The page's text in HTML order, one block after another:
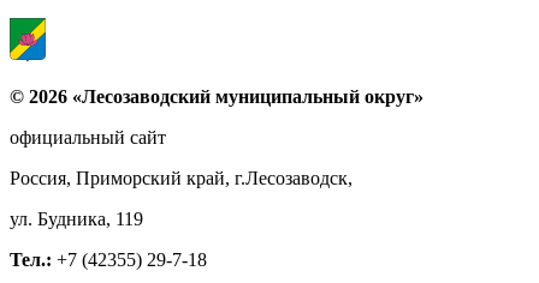
© 2026 «Лесозаводский муниципальный округ»
официальный сайт
Россия, Приморский край, г.Лесозаводск,
ул. Будника, 119
Тел.: +7 (42355) 29-7-18